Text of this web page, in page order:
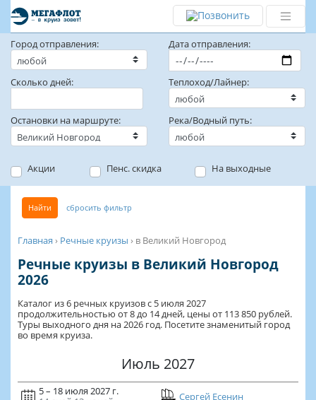
Город отправления: Дата отправления:
Сколько дней: Теплоход/Лайнер:
Остановки на маршруте: Река/Водный путь:
Акции Пенс. скидка На выходные
Найти сбросить фильтр
Главная › Речные круизы › в Великий Новгород
Речные круизы в Великий Новгород
2026
Каталог из 6 речных круизов с 5 июля 2027
продолжительностью от 8 до 14 дней, цены от 113 850 рублей.
Туры выходного дня на 2026 год. Посетите знаменитый город
во время круиза.
Июль 2027
5 – 18 июля 2027 г.
Сергей Есенин